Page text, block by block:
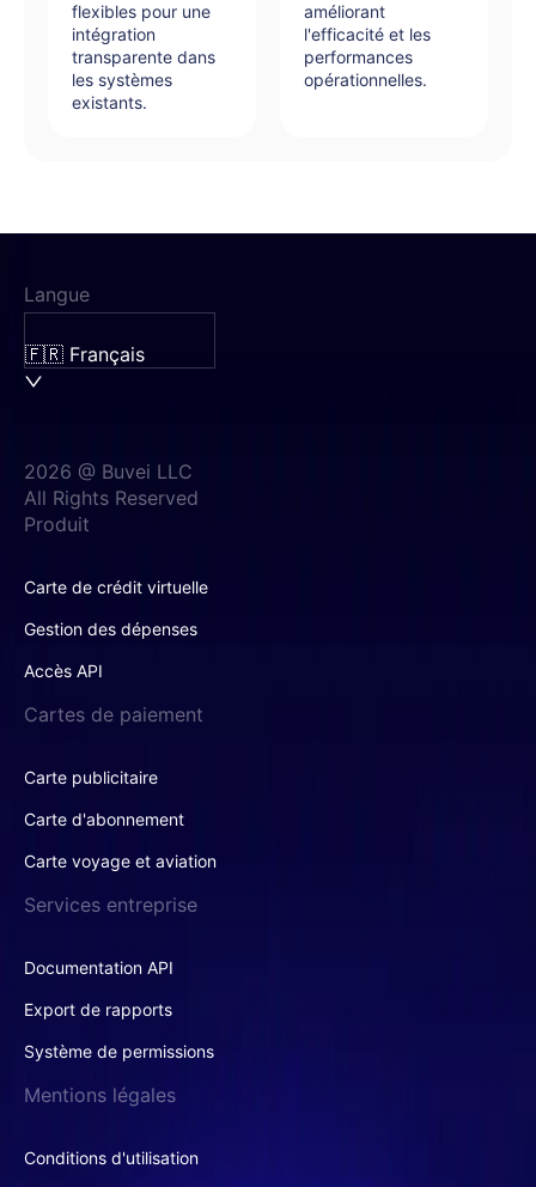
flexibles pour une
intégration
transparente dans
les systèmes
existants.
améliorant
l'efficacité et les
performances
opérationnelles.
Langue
🇫🇷 Français
2026 @ Buvei LLC
All Rights Reserved
Produit
Carte de crédit virtuelle
Gestion des dépenses
Accès API
Cartes de paiement
Carte publicitaire
Carte d'abonnement
Carte voyage et aviation
Services entreprise
Documentation API
Export de rapports
Système de permissions
Mentions légales
Conditions d'utilisation